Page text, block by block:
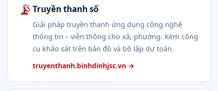
📡 Truyền thanh số
Giải pháp truyền thanh ứng dụng công nghệ
thông tin – viễn thông cho xã, phường. Kèm công
cụ khảo sát trên bản đồ và bộ lập dự toán.
truyenthanh.binhdinhjsc.vn →